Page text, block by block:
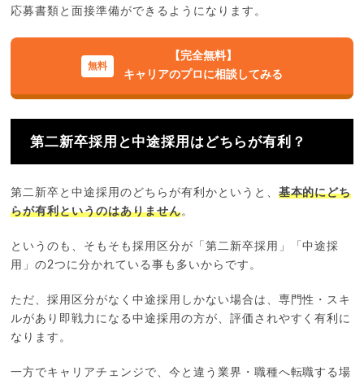
応募書類と面接準備ができるようになります。
【完全無料】
キャリアのプロに相談してみる
第二新卒採用と中途採用はどちらが有利？
第二新卒と中途採用のどちらが有利かというと、 基本的にどち
らが有利というのはありません。
というのも、そもそも採用区分が「第二新卒採用」「中途採
用」の2つに分かれている事も多いからです。
ただ、採用区分がなく中途採用しかない場合は、専門性・スキ
ルがあり即戦力になる中途採用の方が、評価されやすく有利に
なります。
一方でキャリアチェンジで、今と違う業界・職種へ転職する場